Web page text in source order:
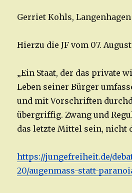
Gerriet Kohls, Langenhagen
Hierzu die JF vom 07.
„Ein Staat, der das private
Leben seiner Bürger
und mit Vorschriften
übergriffig. Zwang und
das letzte Mittel sein, nicht
https://jungefreiheit.de/
20/augenmass-statt-